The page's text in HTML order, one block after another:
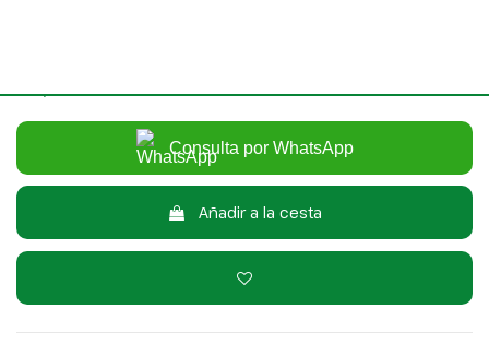
60,50 €Con IVA
Consulta por WhatsApp
Añadir a la cesta